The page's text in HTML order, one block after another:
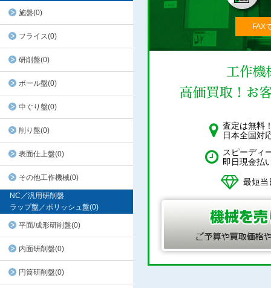
施盤(0)
フライス(0)
研削盤(0)
ボール盤(0)
中ぐり盤(0)
削り盤(0)
表面仕上盤(0)
その他工作機械(0)
NC／汎用研削盤
ラップ盤／ポリッシュ盤(0)
平面/成形研削盤(0)
内面研削盤(0)
円筒研削盤(0)
FAX
査定は無料
日本全国対
スピーディ
即日現金払
最短当